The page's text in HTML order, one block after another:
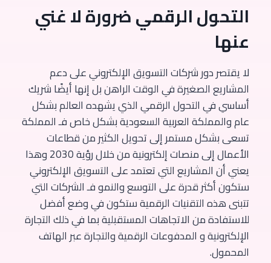
التحول الرقمي ضرورة لا غني
عنها
لا يقتصر دور شركات التسويق الإلكتروني على دعم
المشاريع الصغيرة في الوقت الراهن بل إنها أيضًا شريك
أساسي في التحول الرقمي الذي يشهده العالم بشكل
عام والمملكة العربية السعودية بشكل خاص فـ المملكة
تسعى بشكل مستمر إلى تحويل الكثير من قطاعات
الأعمال إلى منصات إلكترونية من خلال رؤية 2030 وهذا
يعني أن المشاريع التي تعتمد على التسويق الإلكتروني
ستكون أكثر قدرة على التوسع والنمو فـ الشركات التي
تتبنى هذه التقنيات الرقمية ستكون في وضع أفضل
للاستفادة من الاتجاهات المستقبلية بما في ذلك التجارة
الإلكترونية و المدفوعات الرقمية والتجارة عبر الهاتف
المحمول.